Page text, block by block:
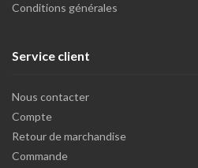
Conditions générales
Service client
Nous contacter
Compte
Retour de marchandise
Commande